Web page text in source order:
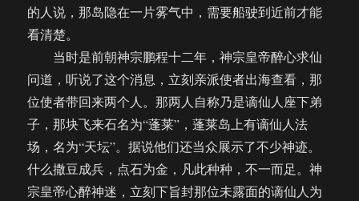
的人说，那岛隐在一片雾气中，需要船驶到近前才能
看清楚。
当时是前朝神宗鹏程十二年，神宗皇帝醉心求仙
问道，听说了这个消息，立刻亲派使者出海查看，那
位使者带回来两个人。那两人自称乃是谪仙人座下弟
子，那块飞来石名为“蓬莱”，蓬莱岛上有谪仙人法
场，名为“天坛”。据说他们还当众展示了不少神迹。
什么撒豆成兵，点石为金，凡此种种，不一而足。神
宗皇帝心醉神迷，立刻下旨封那位未露面的谪仙人为